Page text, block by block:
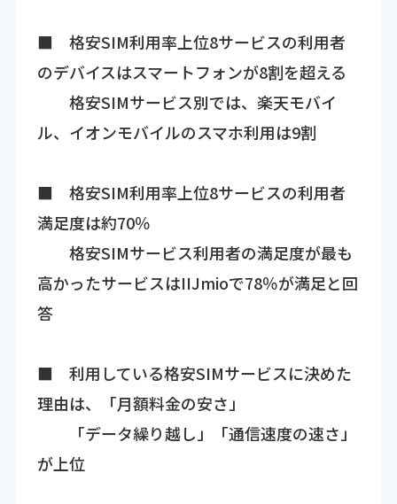
■ 格安SIM利用率上位8サービスの利用者
のデバイスはスマートフォンが8割を超える
格安SIMサービス別では、楽天モバイ
ル、イオンモバイルのスマホ利用は9割
■ 格安SIM利用率上位8サービスの利用者
満足度は約70％
格安SIMサービス利用者の満足度が最も
高かったサービスはIIJmioで78％が満足と回
答
■ 利用している格安SIMサービスに決めた
理由は、「月額料金の安さ」
「データ繰り越し」「通信速度の速さ」
が上位